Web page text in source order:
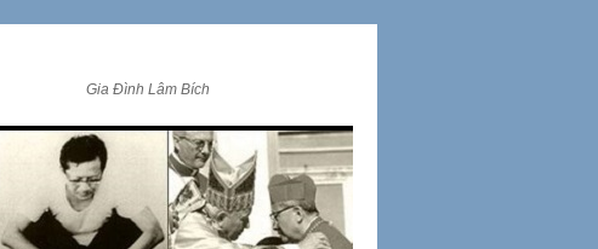
Gia Đình Lâm Bích